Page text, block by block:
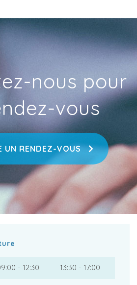
nous pour
vous
UN RENDEZ-VOUS
- 12:30 13:30 - 17:00